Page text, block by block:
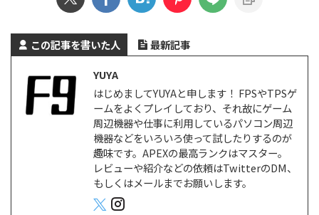
この記事を書いた人
最新記事
YUYA
はじめましてYUYAと申します！ FPSやTPSゲ
ームをよくプレイしており、それ故にゲーム
周辺機器や仕事に利用しているパソコン周辺
機器などをいろいろ使って試したりするのが
趣味です。APEXの最高ランクはマスター。
レビューや紹介などの依頼はTwitterのDM、
もしくはメールまでお願いします。